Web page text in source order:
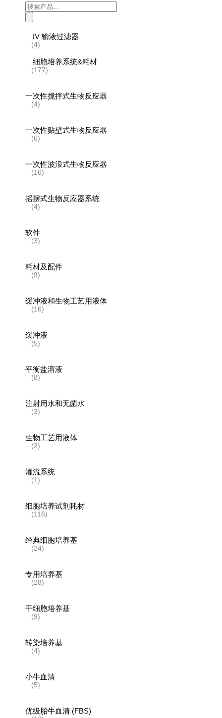
Products
search
IV 输液过滤器
(4)
细胞培养系统&耗材
(177)
一次性搅拌式生物反应器
(4)
一次性贴壁式生物反应器
(6)
一次性波浪式生物反应器
(16)
摇摆式生物反应器系统
(4)
软件
(3)
耗材及配件
(9)
缓冲液和生物工艺用液体
(16)
缓冲液
(5)
平衡盐溶液
(8)
注射用水和无菌水
(3)
生物工艺用液体
(2)
灌流系统
(1)
细胞培养试剂耗材
(116)
经典细胞培养基
(24)
专用培养基
(28)
干细胞培养基
(9)
转染培养基
(4)
小牛血清
(5)
优级胎牛血清 (FBS)